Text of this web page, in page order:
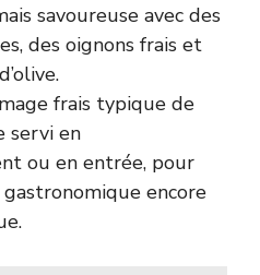
savoureuse avec des
des oignons frais et
frais typique de
servi en
ou en entrée, pour
encore